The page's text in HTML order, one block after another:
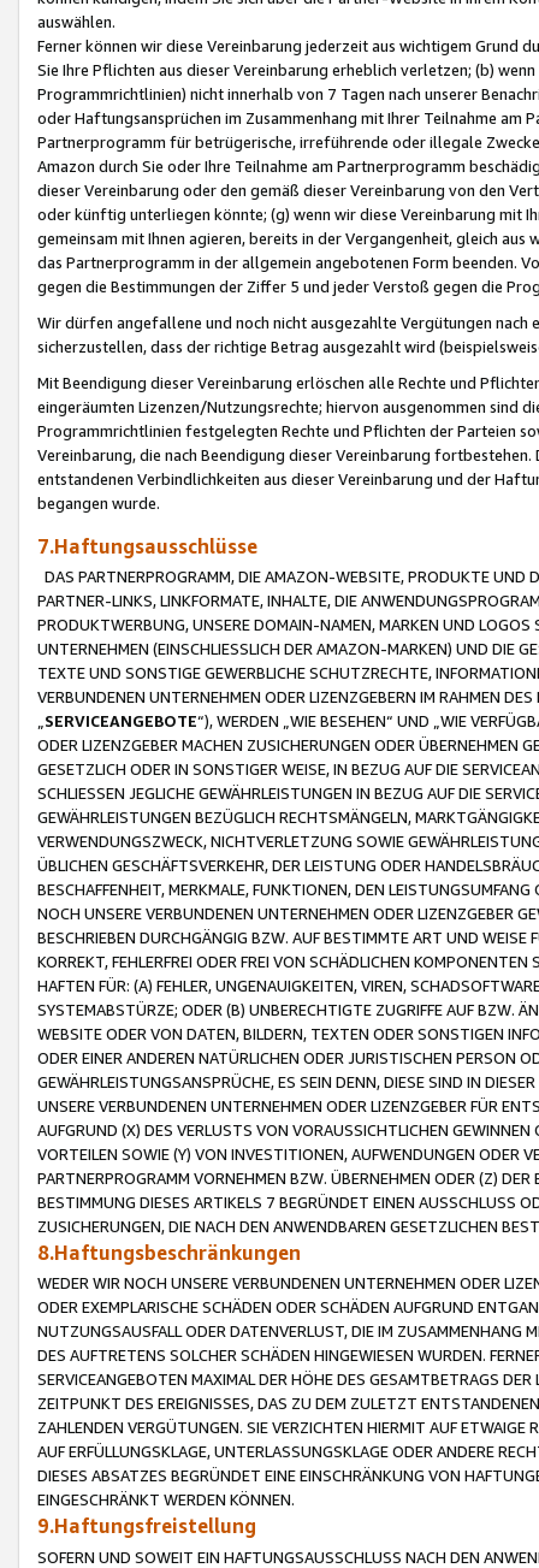
auswählen.
Ferner können wir diese Vereinbarung jederzeit aus wichtigem Grund
Sie Ihre Pflichten aus dieser Vereinbarung erheblich verletzen; (b)
Programmrichtlinien) nicht innerhalb von 7 Tagen nach unserer
oder Haftungsansprüchen im Zusammenhang mit Ihrer Teilnahme am
Partnerprogramm für betrügerische, irreführende oder illegale
Amazon durch Sie oder Ihre Teilnahme am Partnerprogramm
dieser Vereinbarung oder den gemäß dieser Vereinbarung von den
oder künftig unterliegen könnte; (g) wenn wir diese Vereinbarung mit
gemeinsam mit Ihnen agieren, bereits in der Vergangenheit, gleich
das Partnerprogramm in der allgemein angebotenen Form beenden.
gegen die Bestimmungen der Ziffer 5 und jeder Verstoß gegen die
Wir dürfen angefallene und noch nicht ausgezahlte Vergütungen
sicherzustellen, dass der richtige Betrag ausgezahlt wird
Mit Beendigung dieser Vereinbarung erlöschen alle Rechte und
eingeräumten Lizenzen/Nutzungsrechte; hiervon ausgenommen sind
Programmrichtlinien festgelegten Rechte und Pflichten der Parteien
Vereinbarung, die nach Beendigung dieser Vereinbarung
entstandenen Verbindlichkeiten aus dieser Vereinbarung und der
begangen wurde.
7.Haftungsausschlüsse
DAS PARTNERPROGRAMM, DIE AMAZON-WEBSITE, PRODUKTE UND
PARTNER-LINKS, LINKFORMATE, INHALTE, DIE
PRODUKTWERBUNG, UNSERE DOMAIN-NAMEN, MARKEN UND
UNTERNEHMEN (EINSCHLIESSLICH DER AMAZON-MARKEN) UND DIE
TEXTE UND SONSTIGE GEWERBLICHE SCHUTZRECHTE,
VERBUNDENEN UNTERNEHMEN ODER LIZENZGEBERN IM RAHMEN
SERVICEANGEBOTE“), WERDEN „WIE BESEHEN“ UND „WIE
ODER LIZENZGEBER MACHEN ZUSICHERUNGEN ODER ÜBERNEHMEN
GESETZLICH ODER IN SONSTIGER WEISE, IN BEZUG AUF DIE
SCHLIESSEN JEGLICHE GEWÄHRLEISTUNGEN IN BEZUG AUF DIE
GEWÄHRLEISTUNGEN BEZÜGLICH RECHTSMÄNGELN,
VERWENDUNGSZWECK, NICHTVERLETZUNG SOWIE
ÜBLICHEN GESCHÄFTSVERKEHR, DER LEISTUNG ODER
BESCHAFFENHEIT, MERKMALE, FUNKTIONEN, DEN
NOCH UNSERE VERBUNDENEN UNTERNEHMEN ODER LIZENZGEBER
BESCHRIEBEN DURCHGÄNGIG BZW. AUF BESTIMMTE ART UND
KORREKT, FEHLERFREI ODER FREI VON SCHÄDLICHEN
HAFTEN FÜR: (A) FEHLER, UNGENAUIGKEITEN, VIREN,
SYSTEMABSTÜRZE; ODER (B) UNBERECHTIGTE ZUGRIFFE AUF BZW.
WEBSITE ODER VON DATEN, BILDERN, TEXTEN ODER SONSTIGEN
ODER EINER ANDEREN NATÜRLICHEN ODER JURISTISCHEN PERSON
GEWÄHRLEISTUNGSANSPRÜCHE, ES SEIN DENN, DIESE SIND IN
UNSERE VERBUNDENEN UNTERNEHMEN ODER LIZENZGEBER FÜR
AUFGRUND (X) DES VERLUSTS VON VORAUSSICHTLICHEN
VORTEILEN SOWIE (Y) VON INVESTITIONEN, AUFWENDUNGEN ODER
PARTNERPROGRAMM VORNEHMEN BZW. ÜBERNEHMEN ODER (Z)
BESTIMMUNG DIESES ARTIKELS 7 BEGRÜNDET EINEN AUSSCHLUSS
ZUSICHERUNGEN, DIE NACH DEN ANWENDBAREN GESETZLICHEN
8.Haftungsbeschränkungen
WEDER WIR NOCH UNSERE VERBUNDENEN UNTERNEHMEN ODER
ODER EXEMPLARISCHE SCHÄDEN ODER SCHÄDEN AUFGRUND
NUTZUNGSAUSFALL ODER DATENVERLUST, DIE IM ZUSAMMENHANG
DES AUFTRETENS SOLCHER SCHÄDEN HINGEWIESEN WURDEN.
SERVICEANGEBOTEN MAXIMAL DER HÖHE DES GESAMTBETRAGS
ZEITPUNKT DES EREIGNISSES, DAS ZU DEM ZULETZT
ZAHLENDEN VERGÜTUNGEN. SIE VERZICHTEN HIERMIT AUF
AUF ERFÜLLUNGSKLAGE, UNTERLASSUNGSKLAGE ODER ANDERE
DIESES ABSATZES BEGRÜNDET EINE EINSCHRÄNKUNG VON
EINGESCHRÄNKT WERDEN KÖNNEN.
9.Haftungsfreistellung
SOFERN UND SOWEIT EIN HAFTUNGSAUSSCHLUSS NACH DEN